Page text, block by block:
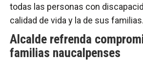
todas las personas con
calidad de vida y la de sus familias.
Alcalde refrenda
familias naucalpenses